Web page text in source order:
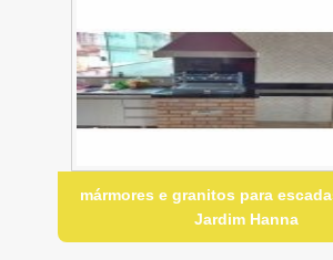
mármores e granitos para
Jardim Hanna